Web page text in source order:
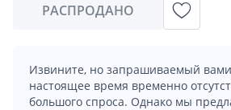
РАСПРОДАНО
Извините, но запрашиваемый
настоящее время временно
большого спроса. Однако мы